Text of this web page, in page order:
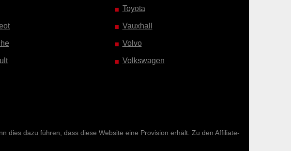
Toyota
Vauxhall
Volvo
Volkswagen
dies dazu führen, dass diese Website eine Provision erhält. Zu den Affiliate-